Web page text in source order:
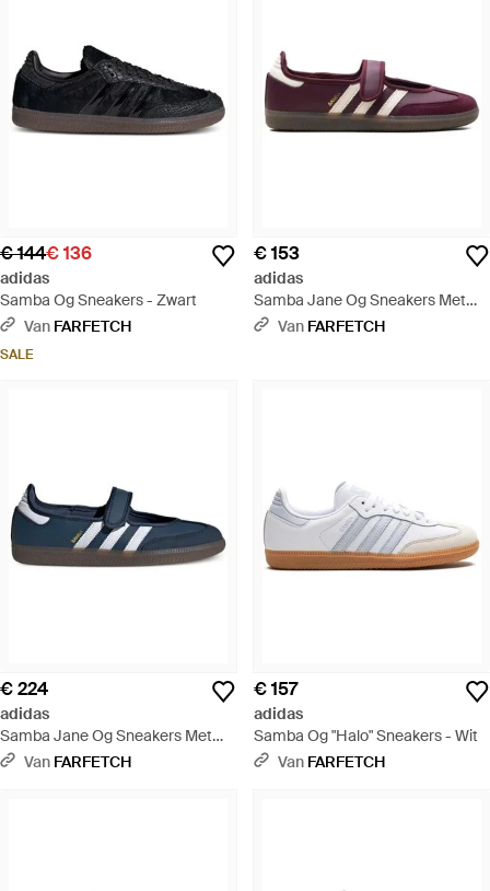
€ 144€ 136
adidas
Samba Og Sneakers - Zwart
Van FARFETCH
SALE
€ 153
adidas
Samba Jane Og Sneakers Met
Enkele Band - Wit
Van FARFETCH
€ 224
adidas
Samba Jane Og Sneakers Met
Enkele Band - Blauw
Van FARFETCH
€ 157
adidas
Samba Og "Halo" Sneakers - Wit
Van FARFETCH